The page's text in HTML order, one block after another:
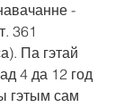
-
361
Па гэтай
4 да 12 год
гэтым сам